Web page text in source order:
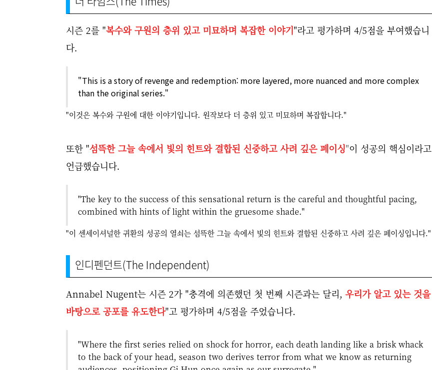
시즌 2를 "복수와 구원의 층위 있고 미묘하며 복잡한 이야기"라고 평가하며 4/5점을 부여했습니
다.
"This is a story of revenge and redemption: more layered, more nuanced and more complex
than the original series."
"이것은 복수와 구원에 대한 이야기입니다. 원작보다 더 층위 있고 미묘하며 복잡합니다."
또한 "섬뜩한 그늘 속에서 빛의 힌트와 결합된 신중하고 사려 깊은 페이싱"이 성공의 핵심이라고
언급했습니다.
"The key to the success of this sensational return is the careful and thoughtful pacing,
combined with hints of light within the gruesome shade."
"이 센세이셔널한 귀환의 성공의 열쇠는 섬뜩한 그늘 속에서 빛의 힌트와 결합된 신중하고 사려 깊은 페이싱입니다."
인디펜던트(The Independent)
Annabel Nugent는 시즌 2가 "충격에 의존했던 첫 번째 시즌과는 달리, 우리가 알고 있는 것을
바탕으로 공포를 유도한다"고 평가하며 4/5점을 주었습니다.
"Where the first series relied on shock for horror, each death landing like a brisk whack
to the back of your head, season two derives terror from what we know as returning